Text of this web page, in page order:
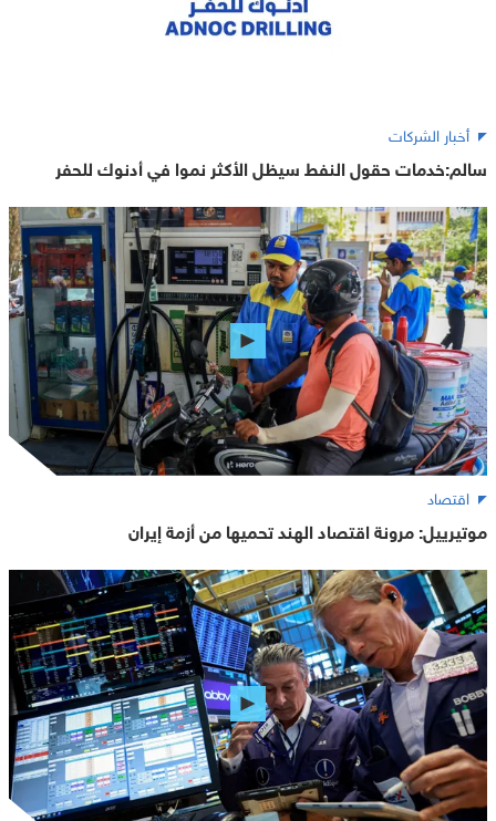
أخبار الشركات
سالم:خدمات حقول النفط سيظل الأكثر نموا في أدنوك للحفر
اقتصاد
موتيرييل: مرونة اقتصاد الهند تحميها من أزمة إيران